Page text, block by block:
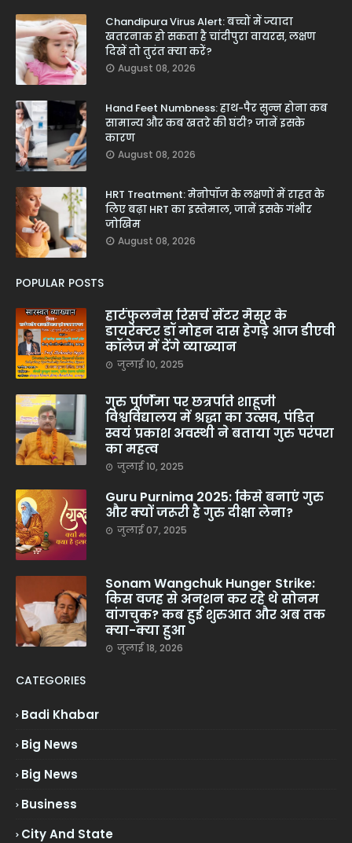
Chandipura Virus Alert: बच्चों में ज्यादा
खतरनाक हो सकता है चांदीपुरा वायरस, लक्षण
दिखें तो तुरंत क्या करें?
August 08, 2026
Hand Feet Numbness: हाथ-पैर सुन्न होना कब
सामान्य और कब खतरे की घंटी? जानें इसके
कारण
August 08, 2026
HRT Treatment: मेनोपॉज के लक्षणों में राहत के
लिए बढ़ा HRT का इस्तेमाल, जानें इसके गंभीर
जोखिम
August 08, 2026
POPULAR POSTS
हार्टफुलनेस रिसर्च सेंटर मैसूर के
डायरेक्टर डॉ मोहन दास हेगड़े आज डीएवी
कॉलेज में देंगे व्याख्यान
जुलाई 10, 2025
गुरु पूर्णिमा पर छत्रपति शाहूजी
विश्वविद्यालय में श्रद्धा का उत्सव, पंडित
स्वयं प्रकाश अवस्थी ने बताया गुरु परंपरा
का महत्व
जुलाई 10, 2025
Guru Purnima 2025: किसे बनाएं गुरु
और क्यों जरूरी है गुरु दीक्षा लेना?
जुलाई 07, 2025
Sonam Wangchuk Hunger Strike:
किस वजह से अनशन कर रहे थे सोनम
वांगचुक? कब हुई शुरुआत और अब तक
क्या-क्या हुआ
जुलाई 18, 2026
CATEGORIES
Badi Khabar
Big News
Big News
Business
City And State